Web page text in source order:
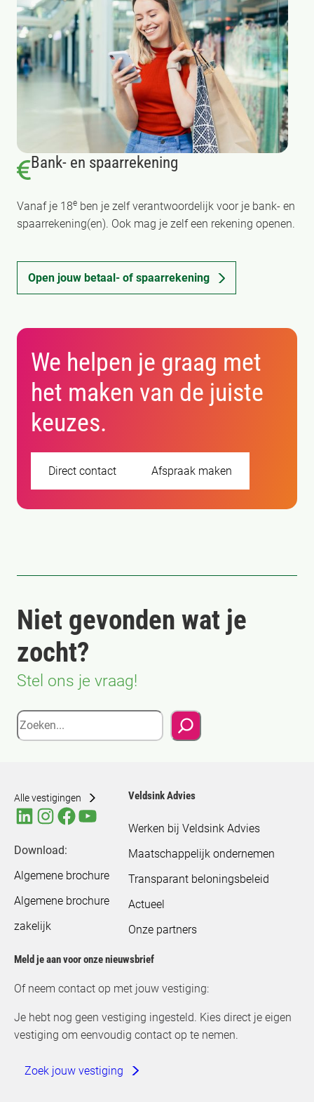
Bank- en spaarrekening
Vanaf je 18e ben je zelf verantwoordelijk voor je bank- en
spaarrekening(en). Ook mag je zelf een rekening openen.
Open jouw betaal- of spaarrekening
We helpen je graag met
het maken van de juiste
keuzes.
Direct contact Afspraak maken
Niet gevonden wat je
zocht?
Stel ons je vraag!
Zoeken
Alle vestigingen
Download:
Algemene brochure
Algemene brochure
zakelijk
Veldsink Advies
Werken bij Veldsink Advies
Maatschappelijk ondernemen
Transparant beloningsbeleid
Actueel
Onze partners
Meld je aan voor onze nieuwsbrief
Of neem contact op met jouw vestiging:
Je hebt nog geen vestiging ingesteld. Kies direct je eigen
vestiging om eenvoudig contact op te nemen.
Zoek jouw vestiging